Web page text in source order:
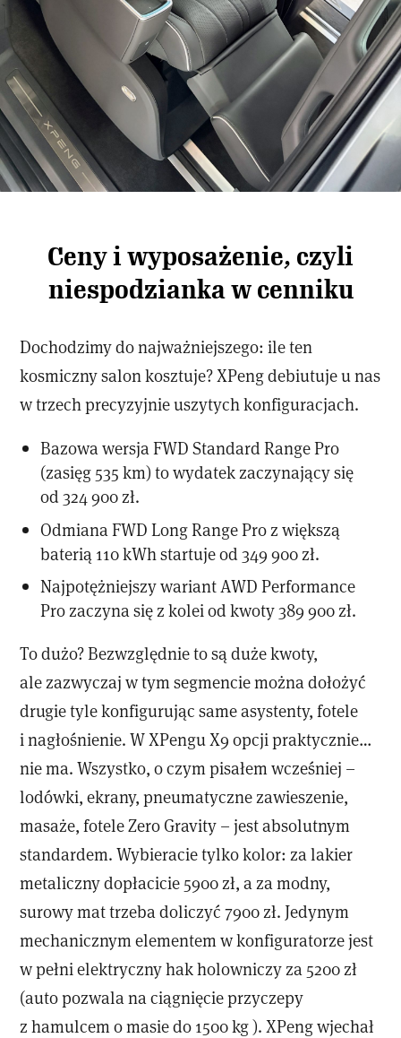
Ceny i wyposażenie, czyli
niespodzianka w cenniku
Dochodzimy do najważniejszego: ile ten
kosmiczny salon kosztuje? XPeng debiutuje u nas
w trzech precyzyjnie uszytych konfiguracjach.
Bazowa wersja FWD Standard Range Pro
(zasięg 535 km) to wydatek zaczynający się
od 324 900 zł.
Odmiana FWD Long Range Pro z większą
baterią 110 kWh startuje od 349 900 zł.
Najpotężniejszy wariant AWD Performance
Pro zaczyna się z kolei od kwoty 389 900 zł.
To dużo? Bezwzględnie to są duże kwoty,
ale zazwyczaj w tym segmencie można dołożyć
drugie tyle konfigurując same asystenty, fotele
i nagłośnienie. W XPengu X9 opcji praktycznie…
nie ma. Wszystko, o czym pisałem wcześniej –
lodówki, ekrany, pneumatyczne zawieszenie,
masaże, fotele Zero Gravity – jest absolutnym
standardem. Wybieracie tylko kolor: za lakier
metaliczny dopłacicie 5900 zł, a za modny,
surowy mat trzeba doliczyć 7900 zł. Jedynym
mechanicznym elementem w konfiguratorze jest
w pełni elektryczny hak holowniczy za 5200 zł
(auto pozwala na ciągnięcie przyczepy
z hamulcem o masie do 1500 kg ). XPeng wjechał